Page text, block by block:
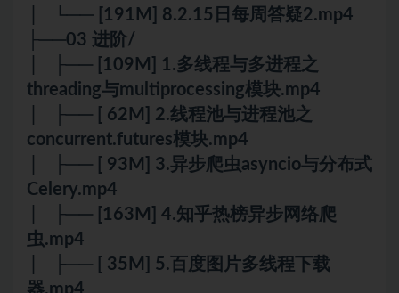
│ └── [191M] 8.2.15日每周答疑2.mp4
├──03 进阶/
│ ├── [109M] 1.多线程与多进程之
threading与multiprocessing模块.mp4
│ ├── [ 62M] 2.线程池与进程池之
concurrent.futures模块.mp4
│ ├── [ 93M] 3.异步爬虫asyncio与分布式
Celery.mp4
│ ├── [163M] 4.知乎热榜异步网络爬
虫.mp4
│ ├── [ 35M] 5.百度图片多线程下载
器.mp4